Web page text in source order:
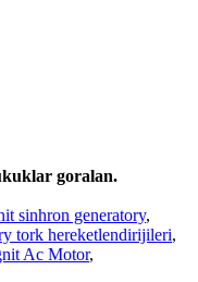
goralan.
sinhron generatory,
tork hereketlendirijileri,
Ac Motor,